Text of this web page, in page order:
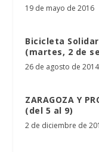
19 de mayo de 2016
Bicicleta
(martes, 2 de
26 de agosto de 2014
ZARAGOZA Y
(del 5 al 9)
2 de diciembre de